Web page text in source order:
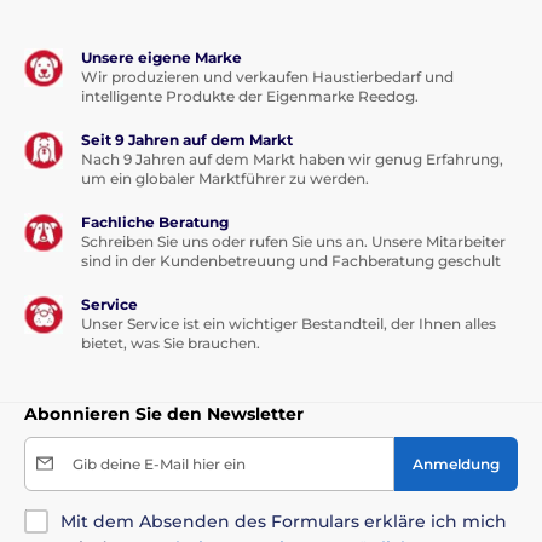
wird können Sie das Produkt umtauschen.
Was sind elektr. Zäune?
El. Zäune für Hunde (manchmal als elektrische Zäune
unkorrekt bezeichnet) sind moderne und sichere Hilfsmittel
zum Training. Durch richtige Einsetzung können Sie Ihrem
Zäune sind weltweit beliebt. Es handelt sich um eine
effektive und ästhetische Form Ihren Hund im begrenzten
Raum zu halten. Warum sollte man den Hund in einer
Wie funkzioniert eine elektronische Umzäunung?
Es ist Simpel. Der Hund trägt ein Halsband mit einen
Empfänger der mit den Sender verbindet ist. Ein wichtiger
Komponent is ein isolierter Draht der herum den Grunstück
Unsere eigene Marke
Wir produzieren und verkaufen Haustierbedarf und
intelligente Produkte der Eigenmarke Reedog.
Seit 9 Jahren auf dem Markt
Nach 9 Jahren auf dem Markt haben wir genug Erfahrung,
um ein globaler Marktführer zu werden.
Fachliche Beratung
Schreiben Sie uns oder rufen Sie uns an. Unsere Mitarbeiter
sind in der Kundenbetreuung und Fachberatung geschult
Service
Unser Service ist ein wichtiger Bestandteil, der Ihnen alles
bietet, was Sie brauchen.
Abonnieren Sie den Newsletter
Gib deine E-Mail hier ein Anmeldung
Mit dem Absenden des Formulars erkläre ich mich